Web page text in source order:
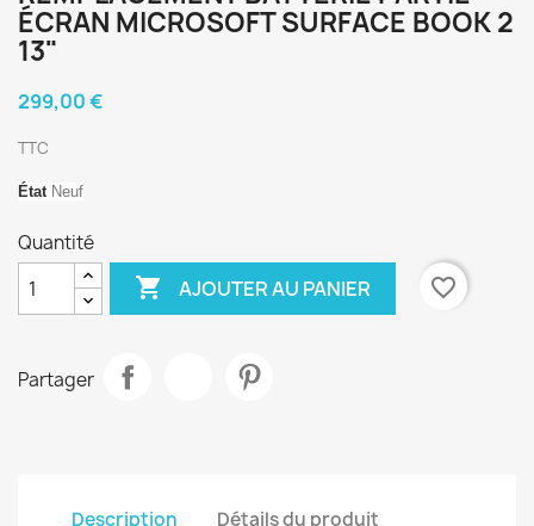
ÉCRAN MICROSOFT SURFACE BOOK 2
13"
299,00 €
TTC
État Neuf
Quantité
 AJOUTER AU PANIER favorite_border
Partager
Description Détails du produit